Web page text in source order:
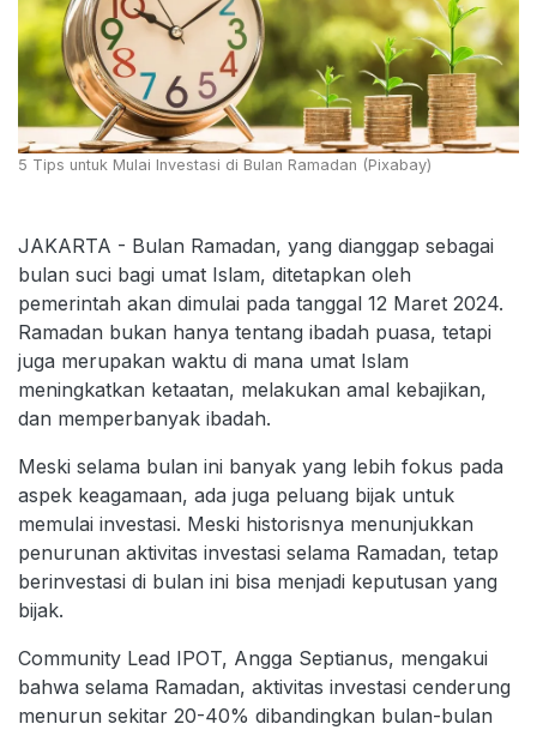
5 Tips untuk Mulai Investasi di Bulan Ramadan (Pixabay)
JAKARTA - Bulan Ramadan, yang dianggap sebagai
bulan suci bagi umat Islam, ditetapkan oleh
pemerintah akan dimulai pada tanggal 12 Maret 2024.
Ramadan bukan hanya tentang ibadah puasa, tetapi
juga merupakan waktu di mana umat Islam
meningkatkan ketaatan, melakukan amal kebajikan,
dan memperbanyak ibadah.
Meski selama bulan ini banyak yang lebih fokus pada
aspek keagamaan, ada juga peluang bijak untuk
memulai investasi. Meski historisnya menunjukkan
penurunan aktivitas investasi selama Ramadan, tetap
berinvestasi di bulan ini bisa menjadi keputusan yang
bijak.
Community Lead IPOT, Angga Septianus, mengakui
bahwa selama Ramadan, aktivitas investasi cenderung
menurun sekitar 20-40% dibandingkan bulan-bulan